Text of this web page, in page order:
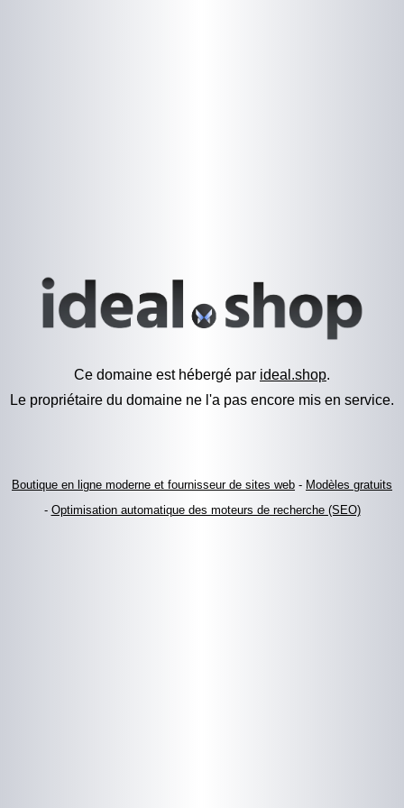
Ce domaine est hébergé par ideal.shop.
Le propriétaire du domaine ne l'a pas encore mis en service.
Boutique en ligne moderne et fournisseur de sites web - Modèles gratuits
- Optimisation automatique des moteurs de recherche (SEO)